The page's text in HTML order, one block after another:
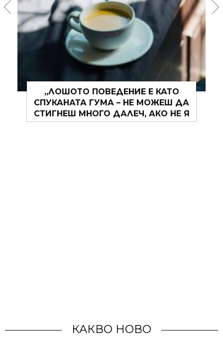
”ЛЯТОТО ВИНАГИ Е НАЙ-ДОБРОТО
ОТ ТОВА, КОЕТО МОЖЕ ДА БЪДЕ.“
КАКВО НОВО